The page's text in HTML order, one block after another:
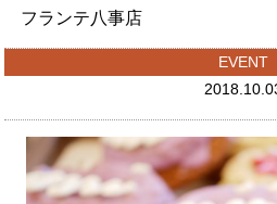
フランテ八事店
EVENT